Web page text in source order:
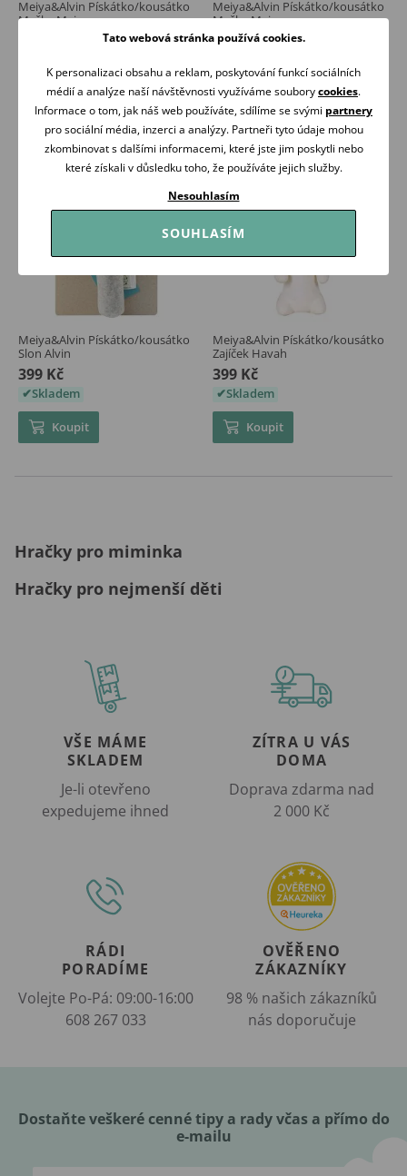
Meiya&Alvin Pískátko/kousátko
Myška Meiya
Koupit
Meiya&Alvin Pískátko/kousátko
Myška Meiya
399 Kč
Koupit
Meiya&Alvin Pískátko/kousátko
Slon Alvin
399 Kč
Skladem
Koupit
Meiya&Alvin Pískátko/kousátko
Zajíček Havah
399 Kč
Skladem
Koupit
Hračky pro miminka
Hračky pro nejmenší děti
VŠE MÁME
SKLADEM
Je-li otevřeno
expedujeme ihned
ZÍTRA U VÁS
DOMA
Doprava zdarma nad
2 000 Kč
RÁDI
PORADÍME
Volejte Po-Pá: 09:00-16:00
608 267 033
OVĚŘENO
ZÁKAZNÍKY
98 % našich zákazníků
nás doporučuje
Dostaňte veškeré cenné tipy a rady včas a přímo do
e-mailu
Tato webová stránka používá cookies.
K personalizaci obsahu a reklam, poskytování funkcí sociálních
médií a analýze naší návštěvnosti využíváme souborycookies.
Informace o tom, jak náš web používáte, sdílíme se svými partnery
pro sociální média, inzerci a analýzy. Partneři tyto údaje mohou
zkombinovat s dalšími informacemi, které jste jim poskytli nebo
které získali v důsledku toho, že používáte jejich služby.
Nesouhlasím
SOUHLASÍM